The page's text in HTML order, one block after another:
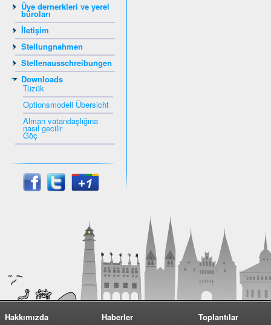
Üye dernerkleri ve yerel
büroları
İletişim
Stellungnahmen
Stellenausschreibungen
Downloads
Tüzük
Optionsmodell Übersicht
Alman vatandaşlığına
nasıl gecilir
Göç
Hakkımızda
Haberler
Toplantılar